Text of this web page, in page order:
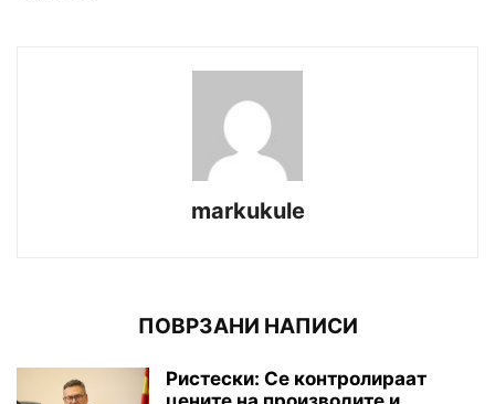
markukule
ПОВРЗАНИ НАПИСИ
Ристески: Се контролираат